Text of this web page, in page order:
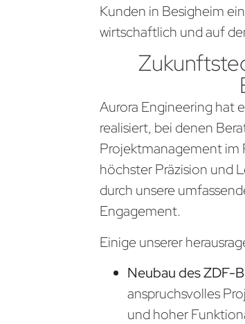
Kunden in Besigheim
wirtschaftlich und auf
Aurora Engineering hat
realisiert, bei denen
Projektmanagement im
höchster Präzision und
durch unsere
Engagement.
Einige unserer
Neubau des ZDF-
anspruchsvolles
und hoher